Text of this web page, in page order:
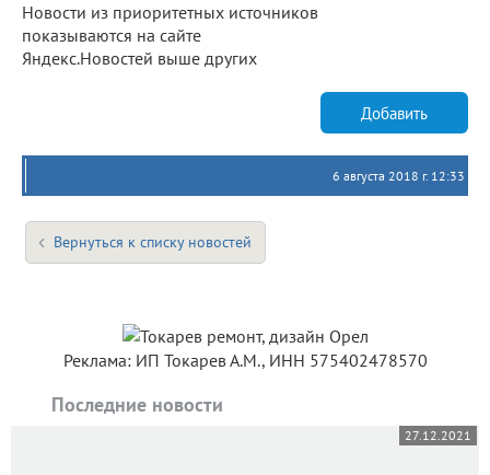
Новости из приоритетных источников
показываются на сайте
Яндекс.Новостей выше других
Добавить
6 августа 2018 г. 12:33
Вернуться к списку новостей
Реклама: ИП Токарев А.М., ИНН 575402478570
Последние новости
27.12.2021